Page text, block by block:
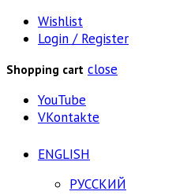
Wishlist
Login / Register
Shopping cart close
YouTube
VKontakte
ENGLISH
РУССКИЙ